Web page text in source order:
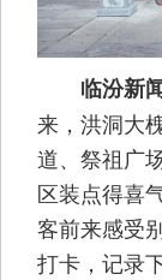
临汾新
来，洪洞大
道、祭祖广
区装点得喜
客前来感受
打卡，记录